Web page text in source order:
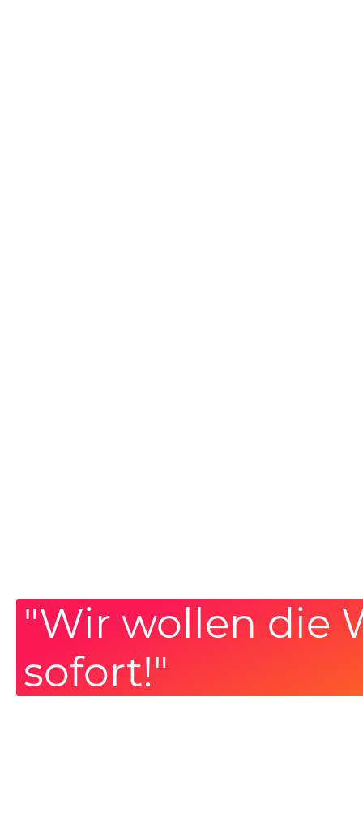
"Wir wollen die
sofort!"